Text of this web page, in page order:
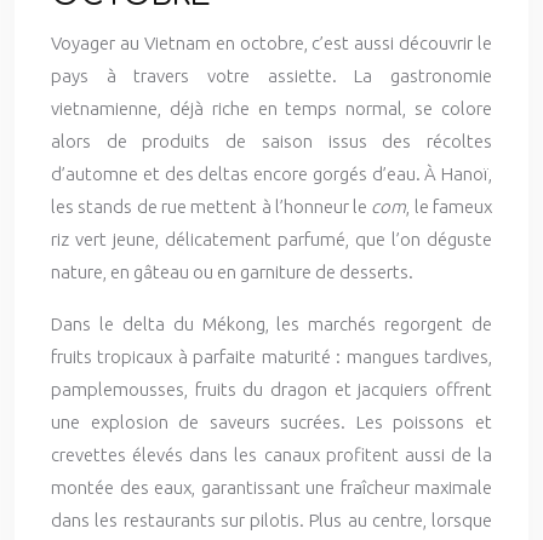
Voyager au Vietnam en octobre, c’est aussi découvrir le
pays à travers votre assiette. La gastronomie
vietnamienne, déjà riche en temps normal, se colore
alors de produits de saison issus des récoltes
d’automne et des deltas encore gorgés d’eau. À Hanoï,
les stands de rue mettent à l’honneur le com , le fameux
riz vert jeune, délicatement parfumé, que l’on déguste
nature, en gâteau ou en garniture de desserts.
Dans le delta du Mékong, les marchés regorgent de
fruits tropicaux à parfaite maturité : mangues tardives,
pamplemousses, fruits du dragon et jacquiers offrent
une explosion de saveurs sucrées. Les poissons et
crevettes élevés dans les canaux profitent aussi de la
montée des eaux, garantissant une fraîcheur maximale
dans les restaurants sur pilotis. Plus au centre, lorsque